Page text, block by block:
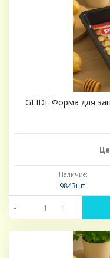
GLIDE Форма для
Наличие:
9843шт.
- +